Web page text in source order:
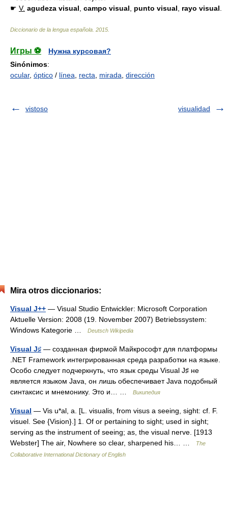
☛ V. agudeza visual campo visual punto visual rayo visual
Diccionario de la lengua española 2015
Игры ⚽
Нужна курсовая?
Sinónimos:
ocular, óptico / línea recta mirada dirección
vistoso visualidad
Mira otros diccionarios:
Visual J++ — Visual Studio Entwickler: Microsoft Corporation
Aktuelle Version: 2008 (19. November 2007) Betriebssystem:
Windows Kategorie …
Deutsch Wikipedia
Visual J♯ — созданная фирмой Майкрософт для платформы
.NET Framework интегрированная среда разработки на языке.
Особо следует подчеркнуть, что язык среды Visual J♯ не
является языком Java, он лишь обеспечивает Java подобный
синтаксис и мнемонику. Это и… …
Википедия
Visual — Vis u*al, a. [L. visualis, from visus a seeing, sight: cf. F.
visuel. See {Vision}.] 1. Of or pertaining to sight; used in sight;
serving as the instrument of seeing; as, the visual nerve. [1913
Webster] The air, Nowhere so clear, sharpened his… …
The
Collaborative International Dictionary of English